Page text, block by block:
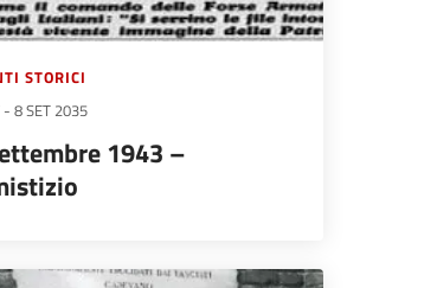
STORICI
- 8 SET 2035
1943 –